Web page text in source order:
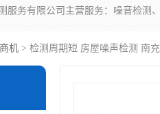
机 > 检测周期短 房屋噪声检测 南